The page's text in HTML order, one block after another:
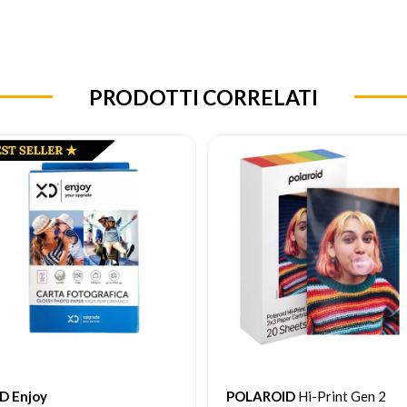
PRODOTTI CORRELATI
XD Enjoy